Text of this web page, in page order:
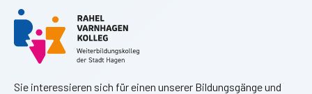
Sie interessieren sich für einen unserer Bildungsgänge und